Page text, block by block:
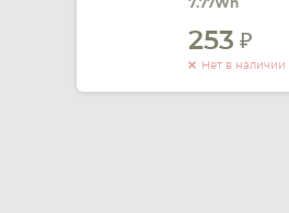
КОМПЛЕКТУЮЩИЕ
7.77Wh
253
Нет в наличии